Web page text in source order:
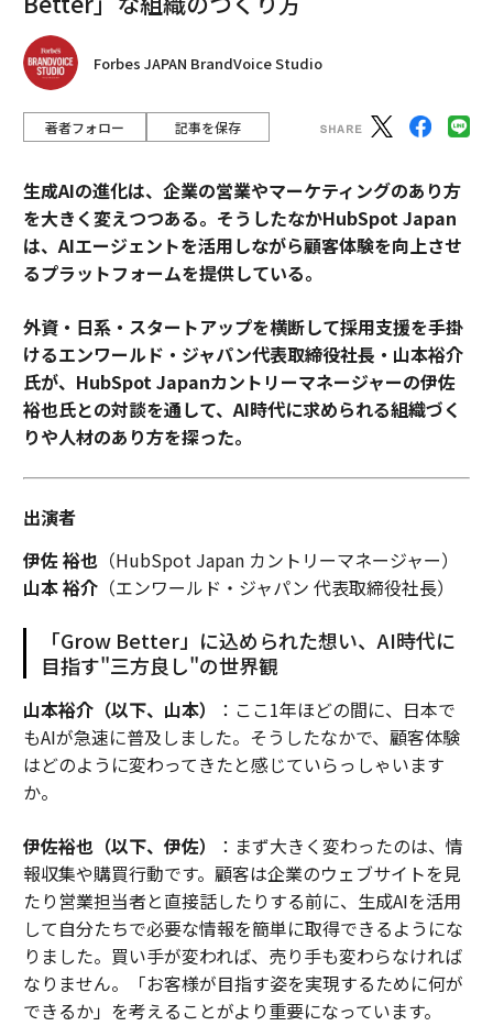
Forbes JAPAN BrandVoice Studio
著者フォロー 記事を保存
生成AIの進化は、企業の営業やマーケティングのあり方
を大きく変えつつある。そうしたなかHubSpot Japan
は、AIエージェントを活用しながら顧客体験を向上させ
るプラットフォームを提供している。
外資・日系・スタートアップを横断して採用支援を手掛
けるエンワールド・ジャパン代表取締役社長・山本裕介
氏が、HubSpot Japanカントリーマネージャーの伊佐
裕也氏との対談を通して、AI時代に求められる組織づく
りや人材のあり方を探った。
出演者
伊佐 裕也（HubSpot Japan カントリーマネージャー）
山本 裕介（エンワールド・ジャパン 代表取締役社長）
「Grow Better」に込められた想い、AI時代に
目指す"三方良し"の世界観
山本裕介（以下、山本）
：ここ1年ほどの間に、日本で
もAIが急速に普及しました。そうしたなかで、顧客体験
はどのように変わってきたと感じていらっしゃいます
か。
伊佐裕也（以下、伊佐）
：まず大きく変わったのは、情
報収集や購買行動です。顧客は企業のウェブサイトを見
たり営業担当者と直接話したりする前に、生成AIを活用
して自分たちで必要な情報を簡単に取得できるようにな
りました。買い手が変われば、売り手も変わらなければ
なりません。「お客様が目指す姿を実現するために何が
できるか」を考えることがより重要になっています。